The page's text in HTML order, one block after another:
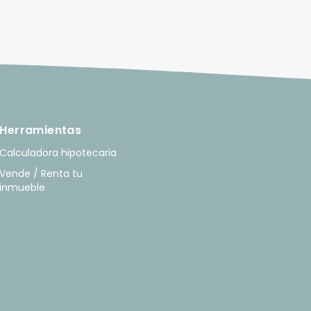
Herramientas
Calculadora hipotecaria
Vende / Renta tu
inmueble